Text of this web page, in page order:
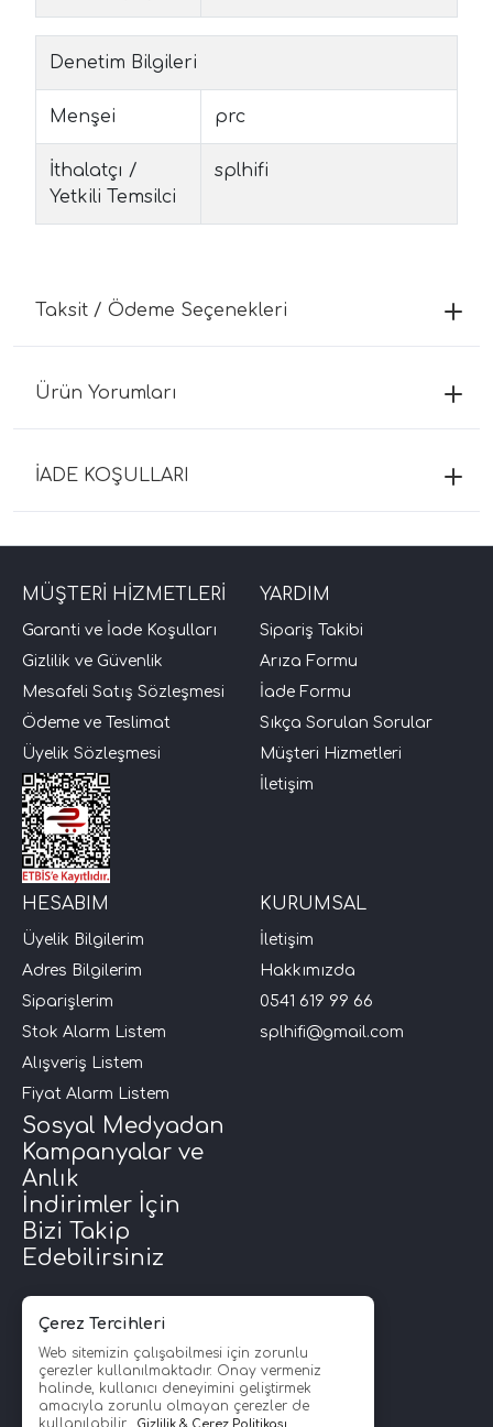
Denetim Bilgileri
Menşei prc
İthalatçı /
Yetkili Temsilci
splhifi
Taksit / Ödeme Seçenekleri
Ürün Yorumları
İADE KOŞULLARI
MÜŞTERİ HİZMETLERİ
Garanti ve İade Koşulları
Gizlilik ve Güvenlik
Mesafeli Satış Sözleşmesi
Ödeme ve Teslimat
Üyelik Sözleşmesi
YARDIM
Sipariş Takibi
Arıza Formu
İade Formu
Sıkça Sorulan Sorular
Müşteri Hizmetleri
İletişim
HESABIM
Üyelik Bilgilerim
Adres Bilgilerim
Siparişlerim
Stok Alarm Listem
Alışveriş Listem
Fiyat Alarm Listem
KURUMSAL
İletişim
Hakkımızda
0541 619 99 66
splhifi@gmail.com
Sosyal Medyadan
Kampanyalar ve
Anlık
İndirimler İçin
Bizi Takip
Edebilirsiniz
Çerez Tercihleri
Web sitemizin çalışabilmesi için zorunlu
çerezler kullanılmaktadır. Onay vermeniz
halinde, kullanıcı deneyimini geliştirmek
amacıyla zorunlu olmayan çerezler de
kullanılabilir.